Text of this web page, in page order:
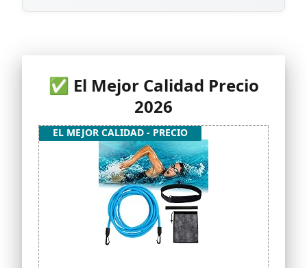
✅ El Mejor Calidad Precio
2026
EL MEJOR CALIDAD - PRECIO